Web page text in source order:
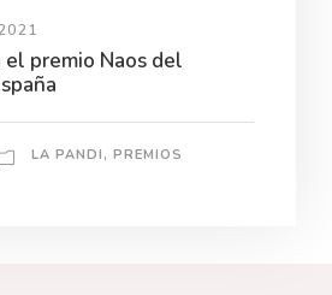
el premio Naos del
LA PANDI , PREMIOS